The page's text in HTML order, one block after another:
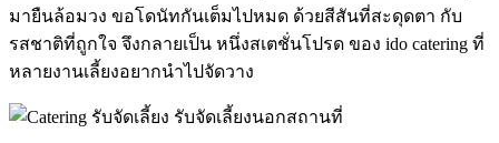
มายืนล้อมวง ขอโดนัทกันเต็มไปหมด ด้วยสีสันที่สะดุดตา กับ
รสชาติที่ถูกใจ จึงกลายเป็น หนึ่งสเตชั่นโปรด ของ ido catering ที่
หลายงานเลี้ยงอยากนำไปจัดวาง